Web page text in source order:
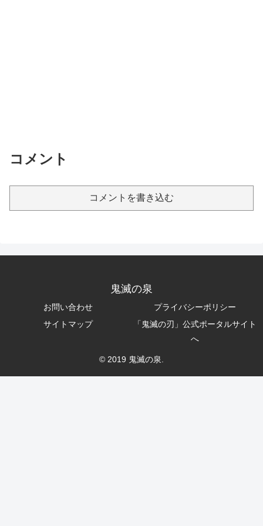
コメント
コメントを書き込む
鬼滅の泉
お問い合わせ
プライバシーポリシー
サイトマップ
「鬼滅の刃」公式ポータルサイト
へ
© 2019 鬼滅の泉.